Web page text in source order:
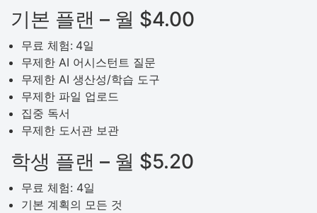
기본 플랜 – 월 $4.00
무료 체험: 4일
무제한 AI 어시스턴트 질문
무제한 AI 생산성/학습 도구
무제한 파일 업로드
집중 독서
무제한 도서관 보관
학생 플랜 – 월 $5.20
무료 체험: 4일
기본 계획의 모든 것